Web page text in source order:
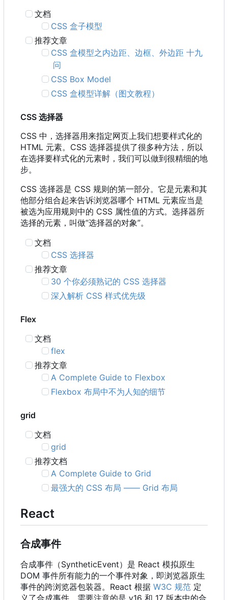
文档
CSS 盒子模型
推荐文章
CSS 盒模型之内边距、边框、外边距 十九
问
CSS Box Model
CSS 盒模型详解（图文教程）
CSS 选择器
CSS 中，选择器用来指定网页上我们想要样式化的
HTML 元素。CSS 选择器提供了很多种方法，所以
在选择要样式化的元素时，我们可以做到很精细的地
步。
CSS 选择器是 CSS 规则的第一部分。它是元素和其
他部分组合起来告诉浏览器哪个 HTML 元素应当是
被选为应用规则中的 CSS 属性值的方式。选择器所
选择的元素，叫做“选择器的对象”。
文档
CSS 选择器
推荐文章
30 个你必须熟记的 CSS 选择器
深入解析 CSS 样式优先级
Flex
文档
flex
推荐文章
A Complete Guide to Flexbox
Flexbox 布局中不为人知的细节
grid
文档
grid
推荐文档
A Complete Guide to Grid
最强大的 CSS 布局 —— Grid 布局
React
合成事件
合成事件 （SyntheticEvent） 是 React 模拟原生
DOM 事件所有能力的一个事件对象 ， 即浏览器原生
事件的跨浏览器包装器。React 根据 W3C 规范 定